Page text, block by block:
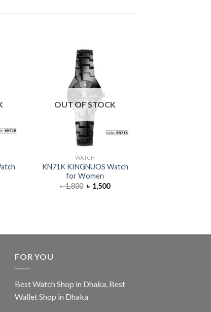
OUT OF STOCK
WATCH
KN71K KINGNUOS Watch
for Women
৳1,800 ৳ 1,500
FOR YOU
Best Watch Shop in Dhaka, Best
Wallet Shop in Dhaka